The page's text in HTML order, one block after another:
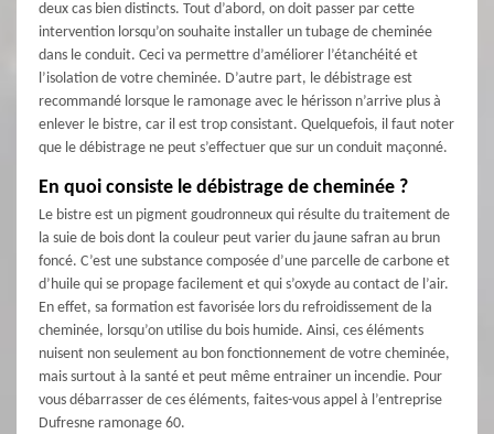
deux cas bien distincts. Tout d’abord, on doit passer par cette
intervention lorsqu’on souhaite installer un tubage de cheminée
dans le conduit. Ceci va permettre d’améliorer l’étanchéité et
l’isolation de votre cheminée. D’autre part, le débistrage est
recommandé lorsque le ramonage avec le hérisson n’arrive plus à
enlever le bistre, car il est trop consistant. Quelquefois, il faut noter
que le débistrage ne peut s’effectuer que sur un conduit maçonné.
En quoi consiste le débistrage de cheminée ?
Le bistre est un pigment goudronneux qui résulte du traitement de
la suie de bois dont la couleur peut varier du jaune safran au brun
foncé. C’est une substance composée d’une parcelle de carbone et
d’huile qui se propage facilement et qui s’oxyde au contact de l’air.
En effet, sa formation est favorisée lors du refroidissement de la
cheminée, lorsqu’on utilise du bois humide. Ainsi, ces éléments
nuisent non seulement au bon fonctionnement de votre cheminée,
mais surtout à la santé et peut même entrainer un incendie. Pour
vous débarrasser de ces éléments, faites-vous appel à l’entreprise
Dufresne ramonage 60.